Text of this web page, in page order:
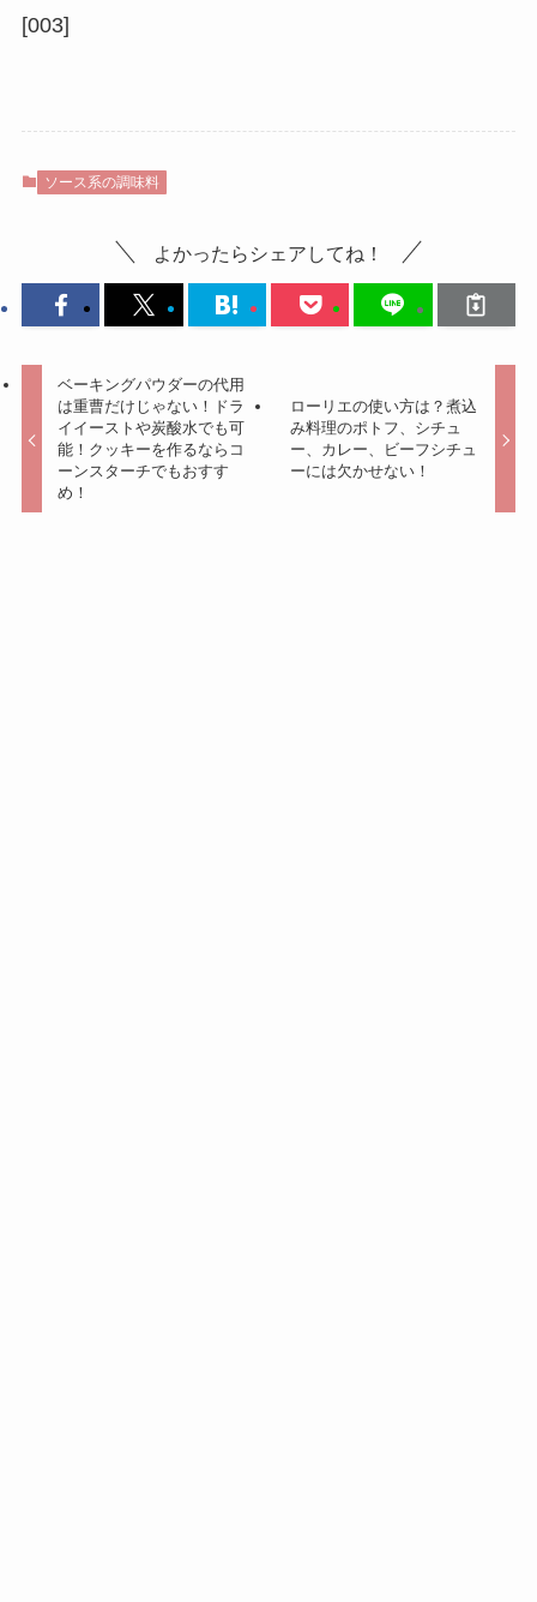
[003]
ソース系の調味料
よかったらシェアしてね！
ベーキングパウダーの代用
は重曹だけじゃない！ドラ
イイーストや炭酸水でも可
能！クッキーを作るならコ
ーンスターチでもおすす
め！
ローリエの使い方は？煮込
み料理のポトフ、シチュ
ー、カレー、ビーフシチュ
ーには欠かせない！